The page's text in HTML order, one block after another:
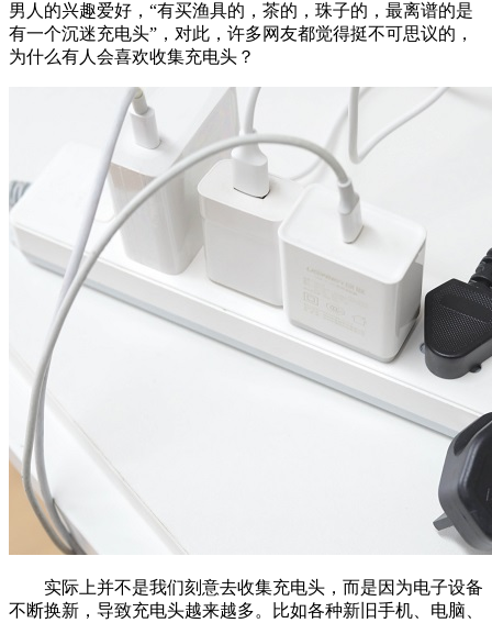
男人的兴趣爱好，“有买渔具的，茶的，珠子的，最离谱的是
有一个沉迷充电头”，对此，许多网友都觉得挺不可思议的，
为什么有人会喜欢收集充电头？
实际上并不是我们刻意去收集充电头，而是因为电子设备
不断换新，导致充电头越来越多。比如各种新旧手机、电脑、